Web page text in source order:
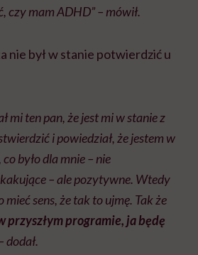
czy mam ADHD” – mówił.
nie był w stanie potwierdzić u
mi ten pan, że jest mi w stanie z
i powiedział, że jestem w
było dla mnie – nie
– ale pozytywne. Wtedy
mieć sens, że tak to ujmę. Tak że
przyszłym programie, ja będę
dodał.